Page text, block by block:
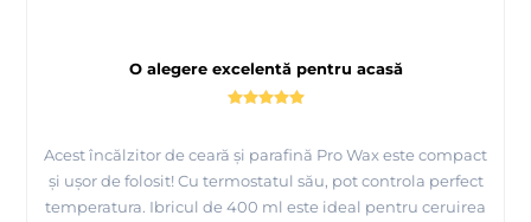
O alegere excelentă pentru acasă
Acest încălzitor de ceară și parafină Pro Wax este compact
și ușor de folosit! Cu termostatul său, pot controla perfect
temperatura. Ibricul de 400 ml este ideal pentru ceruirea